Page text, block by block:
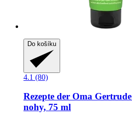
Do košíku
4.1 (80)
Rezepte der Oma Gertrude
nohy, 75 ml